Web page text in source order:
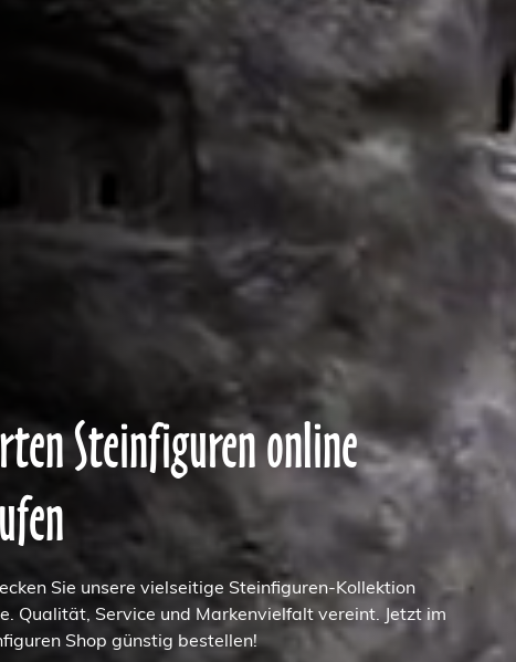
Steinfiguren online
Sie unsere vielseitige Steinfiguren-Kollektion
Qualität, Service und Markenvielfalt vereint. Jetzt im
Shop günstig bestellen!